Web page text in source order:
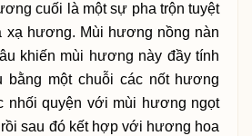
cuối là một sự pha trộn tuyệt
xạ hương. Mùi hương nồng nàn
khiến mùi hương này đầy tính
bằng một chuỗi các nốt hương
nhối quyện với mùi hương ngọt
sau đó kết hợp với hương hoa